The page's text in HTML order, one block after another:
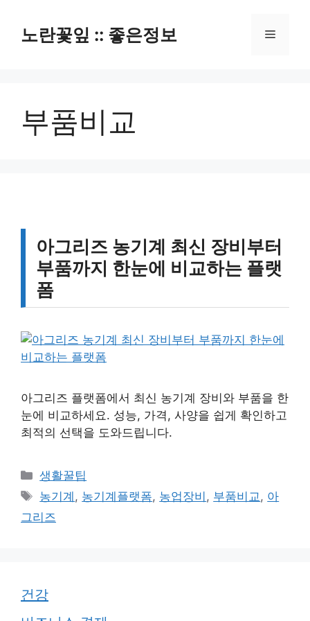
노란꽃잎 :: 좋은정보 메
부품비교
아그리즈 농기계 최신 장비부터
부품까지 한눈에 비교하는 플랫
폼
아그리즈 플랫폼에서 최신 농기계 장비와 부품을 한
눈에 비교하세요. 성능, 가격, 사양을 쉽게 확인하고
최적의 선택을 도와드립니다.
카
테
리
생활꿀팁
태
그
농기계 , 농기계플랫폼, 농업장비 , 부품비교, 아
그리즈
건강